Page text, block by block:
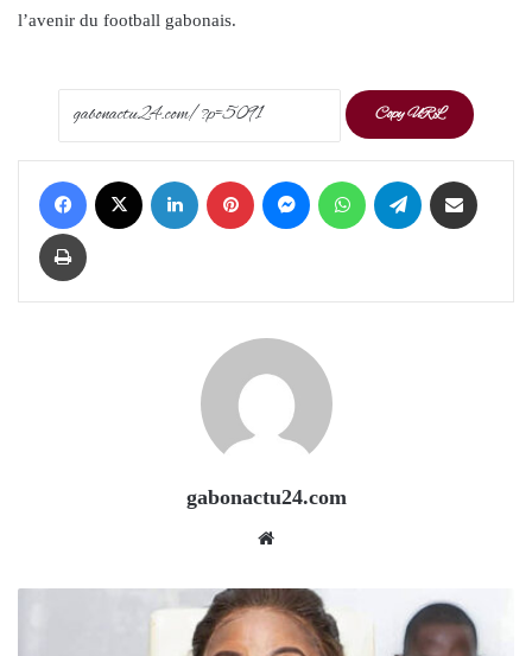
l’avenir du football gabonais.
Copy URL
Facebook LinkedIn Pinterest Messenger WhatsApp Telegram
Print
gabonactu24.com